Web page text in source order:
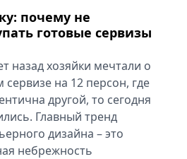
почему не
готовые сервизы
назад хозяйки мечтали о
на 12 персон, где
другой, то сегодня
Главный тренд
дизайна – это
небрежность